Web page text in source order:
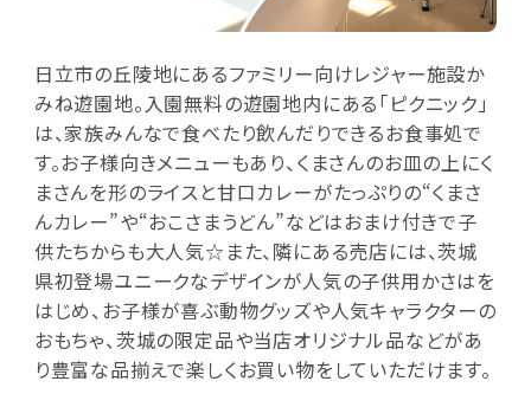
日立市の丘陵地にあるファミリー向けレジャー施設か
みね遊園地。入園無料の遊園地内にある「ピクニック」
は、家族みんなで食べたり飲んだりできるお食事処で
す。お子様向きメニューもあり、くまさんのお皿の上にく
まさんを形のライスと甘口カレーがたっぷりの“くまさ
んカレー”や“おこさまうどん”などはおまけ付きで子
供たちからも大人気☆また、隣にある売店には、茨城
県初登場ユニークなデザインが人気の子供用かさはを
はじめ、お子様が喜ぶ動物グッズや人気キャラクターの
おもちゃ、茨城の限定品や当店オリジナル品などがあ
り豊富な品揃えで楽しくお買い物をしていただけます。